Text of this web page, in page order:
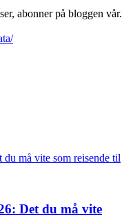
abonner på bloggen vår.
Det du må vite